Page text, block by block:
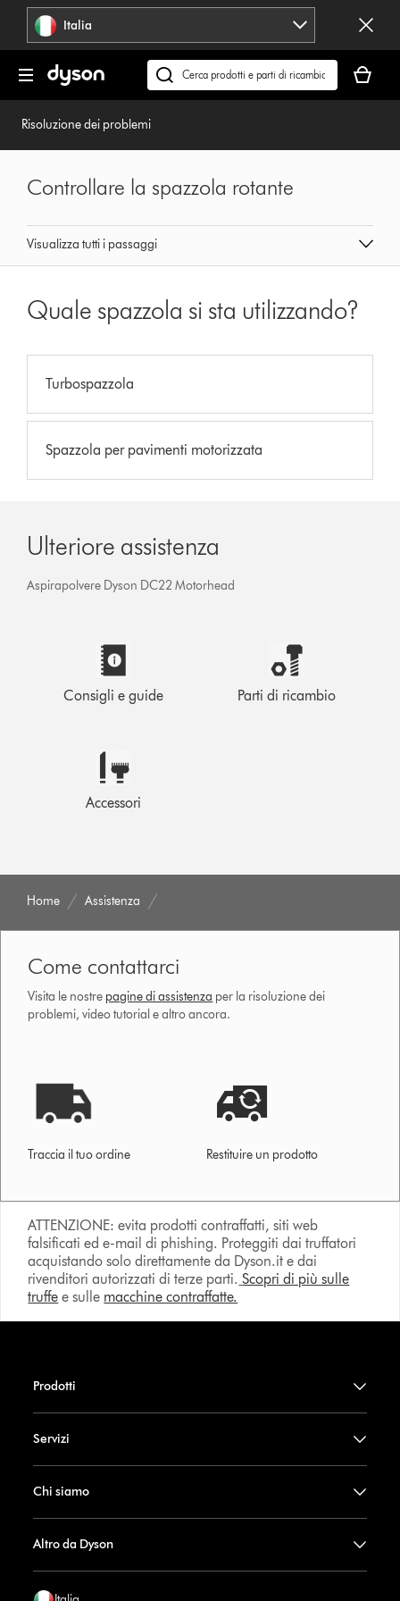
navigazione Italia
Cerca
su
carrello
è
Risoluzione dei problemi
Visualizza tutti i passaggi
Controllare la spazzola rotante
Quale spazzola si sta utilizzando?
Turbospazzola
Spazzola per pavimenti motorizzata
Ulteriore assistenza
Aspirapolvere Dyson DC22 Motorhead
Consigli e guide Parti di ricambio
Accessori
Home Assistenza
Come contattarci
Visita le nostre pagine di assistenza per la risoluzione dei
problemi, video tutorial e altro ancora.
Traccia il tuo ordine Restituire un prodotto
ATTENZIONE: evita prodotti contraffatti, siti web
falsificati ed e-mail di phishing. Proteggiti dai truffatori
acquistando solo direttamente da Dyson.it e dai
rivenditori autorizzati di terze parti. Scopri di più sulle
truffe e sulle macchine contraffatte.
Prodotti
Servizi
Chi siamo
Altro da Dyson